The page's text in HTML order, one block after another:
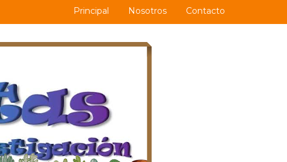
Principal Nosotros Contacto